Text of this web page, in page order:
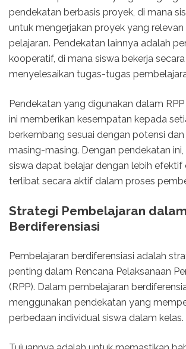
pendekatan berbasis proyek, di mana
untuk mengerjakan proyek yang
pelajaran. Pendekatan lainnya adalah
kooperatif, di mana siswa bekerja
menyelesaikan tugas-tugas
Pendekatan yang digunakan dalam
ini memberikan kesempatan kepada
berkembang sesuai dengan potensi
masing-masing. Dengan pendekatan ini,
siswa dapat belajar dengan lebih efektif
terlibat secara aktif dalam proses
Strategi Pembelajaran
Berdiferensiasi
Pembelajaran berdiferensiasi adalah
penting dalam Rencana Pelaksanaan
(RPP). Dalam pembelajaran
menggunakan pendekatan yang
perbedaan individual siswa dalam kelas.